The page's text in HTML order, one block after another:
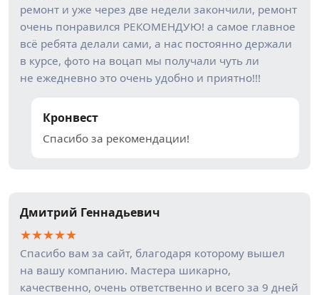
ремонт и уже через две недели закончили, ремонт
очень понравился РЕКОМЕНДУЮ! а самое главное
всё ребята делали сами, а нас постоянно держали
в курсе, фото на воцап мы получали чуть ли
не ежедневно это очень удобно и приятно!!!
Кронвест
Спасибо за рекомендации!
Дмитрий Геннадьевич
★★★★★
Спасибо вам за сайт, благодаря которому вышел
на вашу компанию. Мастера шикарно,
качественно, очень ответственно и всего за 9 дней